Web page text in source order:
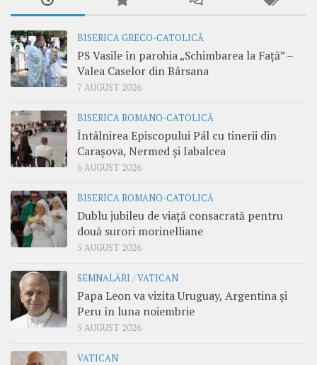
BISERICA GRECO-CATOLICĂ
PS Vasile în parohia „Schimbarea la Față” –
Valea Caselor din Bârsana
7 AUGUST 2026
BISERICA ROMANO-CATOLICĂ
Întâlnirea Episcopului Pál cu tinerii din
Carașova, Nermed și Iabalcea
6 AUGUST 2026
BISERICA ROMANO-CATOLICĂ
Dublu jubileu de viață consacrată pentru
două surori morinelliane
5 AUGUST 2026
SEMNALĂRI /VATICAN
Papa Leon va vizita Uruguay, Argentina și
Peru în luna noiembrie
5 AUGUST 2026
VATICAN